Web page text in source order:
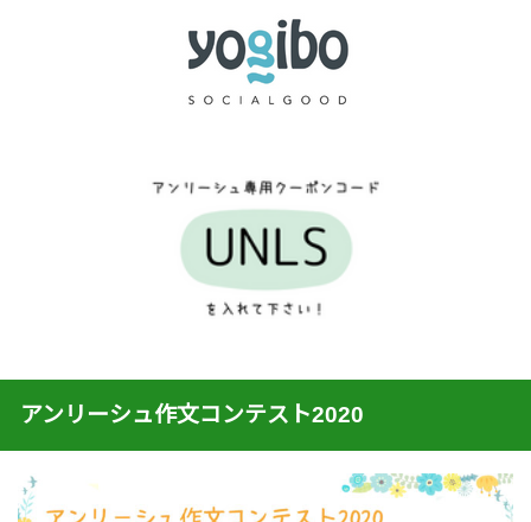
アンリーシュ作文コンテスト2020